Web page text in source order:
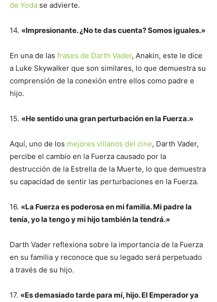
de Yoda se advierte.
14. «Impresionante. ¿No te das cuenta? Somos iguales.»
En una de las frases de Darth Vader, Anakin, este le dice
a Luke Skywalker que son similares, lo que demuestra su
comprensión de la conexión entre ellos como padre e
hijo.
15. «He sentido una gran perturbación en la Fuerza.»
Aquí, uno de los mejores villanos del cine, Darth Vader,
percibe el cambio en la Fuerza causado por la
destrucción de la Estrella de la Muerte, lo que demuestra
su capacidad de sentir las perturbaciones en la Fuerza.
16. «La Fuerza es poderosa en mi familia. Mi padre la
tenía, yo la tengo y mi hijo también la tendrá.»
Darth Vader reflexiona sobre la importancia de la Fuerza
en su familia y reconoce que su legado será perpetuado
a través de su hijo.
17. «Es demasiado tarde para mí, hijo. El Emperador ya